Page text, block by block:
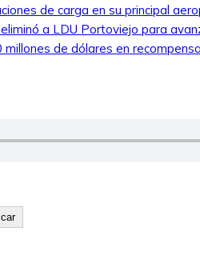
de carga en su principal
a LDU Portoviejo para
millones de dólares en